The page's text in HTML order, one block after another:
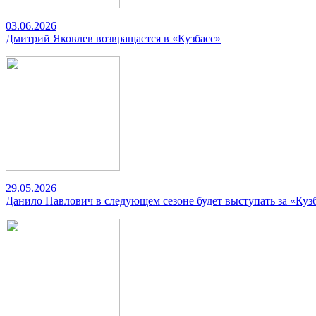
03.06.2026
Дмитрий Яковлев возвращается в «Кузбасс»
29.05.2026
Данило Павлович в следующем сезоне будет выступать за